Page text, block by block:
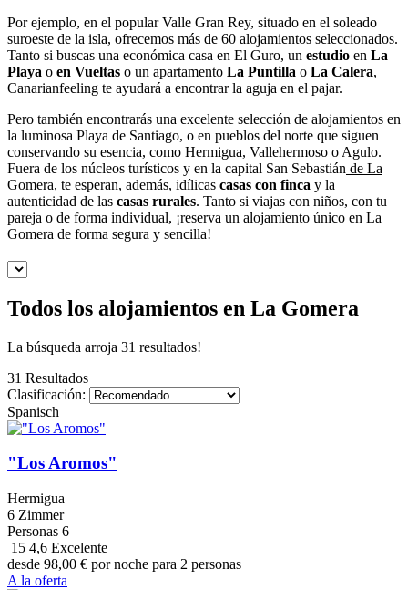
Por ejemplo, en el popular Valle Gran Rey, situado en el soleado
suroeste de la isla, ofrecemos más de 60 alojamientos seleccionados.
Tanto si buscas una económica casa en El Guro, un estudio en La
Playa o en Vueltas o un apartamento La Puntilla o La Calera,
Canarianfeeling te ayudará a encontrar la aguja en el pajar.
Pero también encontrarás una excelente selección de alojamientos en
la luminosa Playa de Santiago, o en pueblos del norte que siguen
conservando su esencia, como Hermigua, Vallehermoso o Agulo.
Fuera de los núcleos turísticos y en la capital San Sebastián de La
Gomera, te esperan, además, idílicas casas con finca y la
autenticidad de las casas rurales. Tanto si viajas con niños, con tu
pareja o de forma individual, ¡reserva un alojamiento único en La
Gomera de forma segura y sencilla!
Todos los alojamientos en La Gomera
La búsqueda arroja 31 resultados!
31 Resultados
Clasificación:
Spanisch
"Los Aromos"
Hermigua
6 Zimmer
Personas 6
15 4,6 Excelente
desde 98,00 € por noche para 2 personas
A la oferta